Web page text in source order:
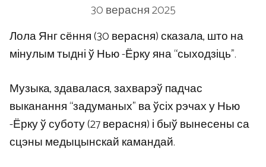
30 верасня 2025
Лола Янг сёння (30 верасня) сказала, што на
мінулым тыдні ў Нью -Ёрку яна “сыходзіць”.
Музыка, здавалася, захварэў падчас
выканання “задуманых” ва ўсіх рэчах у Нью
-Ёрку ў суботу (27 верасня) і быў вынесены са
сцэны медыцынскай камандай.